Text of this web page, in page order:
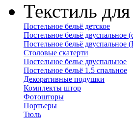
Текстиль
Постельное бельё детское
Постельное бельё двуспальное
Постельное бельё
Столовые скатерти
Постельное белье двуспальное
Постельное бельё 1.5 спальное
Декоративные подушки
Комплекты штор
Фотошторы
Портьеры
Тюль